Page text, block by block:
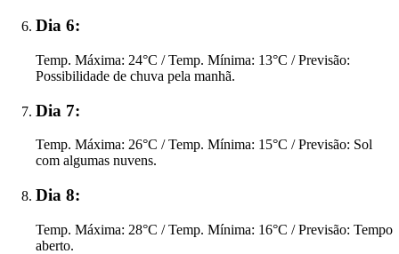
Dia 6:
Temp. Máxima: 24°C / Temp. Mínima: 13°C / Previsão:
Possibilidade de chuva pela manhã.
Dia 7:
Temp. Máxima: 26°C / Temp. Mínima: 15°C / Previsão: Sol
com algumas nuvens.
Dia 8:
Temp. Máxima: 28°C / Temp. Mínima: 16°C / Previsão: Tempo
aberto.